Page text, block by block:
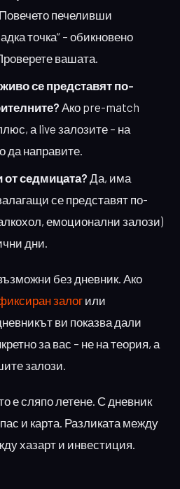
Повечето печеливши
точка“ – обикновено
вашата.
се представят по-
Ако pre-match
а live залозите – на
да направите.
от седмицата? Да, има
се представят по-
емоционални залози)
дни.
без дневник. Ако
залог или
ви показва дали
за вас – не на теория, а
залози.
е сляпо летене. С дневник
и карта. Разликата между
хазарт и инвестиция.